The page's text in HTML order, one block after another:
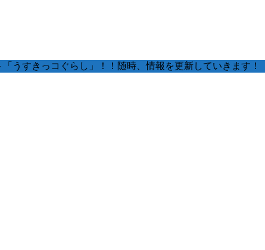
うすきっコぐらし」！！随時、情報を更新していきます！